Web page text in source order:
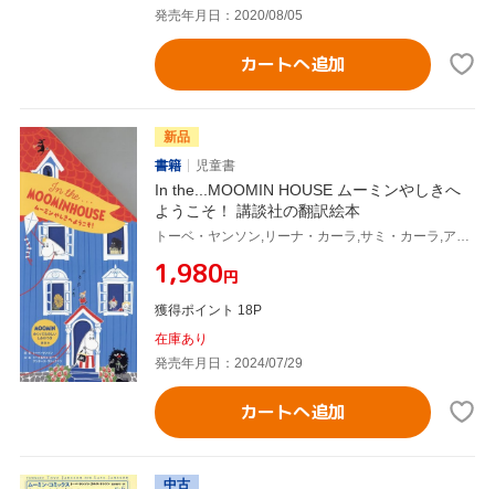
発売年月日：2020/08/05
カートへ追加
新品
書籍
児童書
In the...MOOMIN HOUSE ムーミンやしきへ
ようこそ！ 講談社の翻訳絵本
¥1,980円
獲得ポイント 18P
在庫あり
発売年月日：2024/07/29
カートへ追加
中古